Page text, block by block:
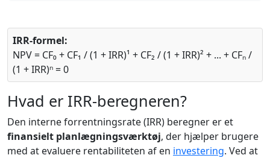
IRR-formel:
NPV = CF₀ + CF₁ / (1 + IRR)¹ + CF₂ / (1 + IRR)² + ... + CFₙ /
(1 + IRR)ⁿ = 0
Hvad er IRR-beregneren?
Den interne forrentningsrate (IRR) beregner er et
finansielt planlægningsværktøj, der hjælper brugere
med at evaluere rentabiliteten af en investering. Ved at